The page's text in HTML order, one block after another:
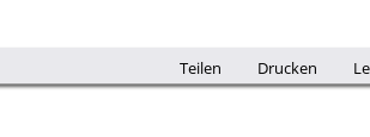
Teilen Drucken